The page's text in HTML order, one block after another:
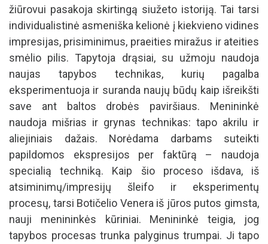
žiūrovui pasakoja skirtingą siužeto istoriją. Tai tarsi
individualistinė asmeniška kelionė į kiekvieno vidines
impresijas, prisiminimus, praeities miražus ir ateities
smėlio pilis. Tapytoja drąsiai, su užmoju naudoja
naujas tapybos technikas, kurių pagalba
eksperimentuoja ir suranda naujų būdų kaip išreikšti
save ant baltos drobės paviršiaus. Menininkė
naudoja mišrias ir grynas technikas: tapo akrilu ir
aliejiniais dažais. Norėdama darbams suteikti
papildomos ekspresijos per faktūrą – naudoja
specialią techniką. Kaip šio proceso išdava, iš
atsiminimų/impresijų šleifo ir eksperimentų
procesų, tarsi Botičelio Venera iš jūros putos gimsta,
nauji menininkės kūriniai. Menininkė teigia, jog
tapybos procesas trunka palyginus trumpai. Ji tapo